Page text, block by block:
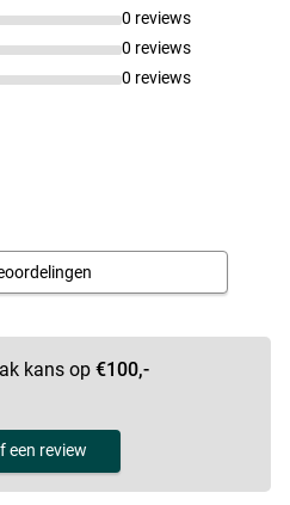
0 reviews
0 reviews
0 reviews
kans op €100,-
een review